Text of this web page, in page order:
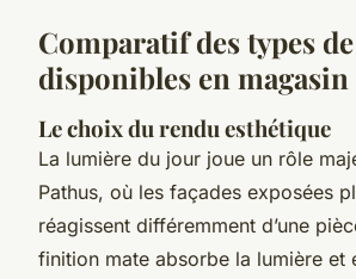
Comparatif des types
disponibles en magasin
Le choix du rendu esthétique
La lumière du jour joue un rôle
Pathus, où les façades exposées
réagissent différemment d’une
finition mate absorbe la lumière et